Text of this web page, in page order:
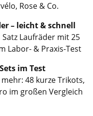
Rose & Co.
– leicht & schnell
Laufräder mit 25
Labor- & Praxis-Test
im Test
48 kurze Trikots,
im großen Vergleich